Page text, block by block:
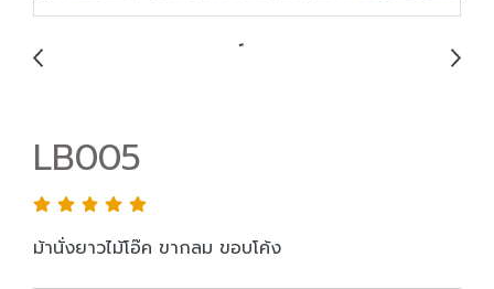
LB005
ม้านั่งยาวไม้โอ๊ค ขากลม ขอบโค้ง